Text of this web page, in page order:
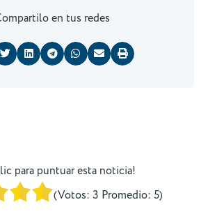
en tus redes
para puntuar esta noticia!
(Votos: 3 Promedio: 5)